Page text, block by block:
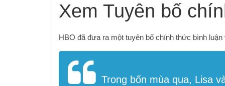
Xem Tuyên bố
HBO đã đưa ra một tuyên bố chính thức bình
Trong bốn mùa qua, Lisa